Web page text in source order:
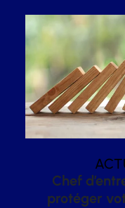
Chef
protéger